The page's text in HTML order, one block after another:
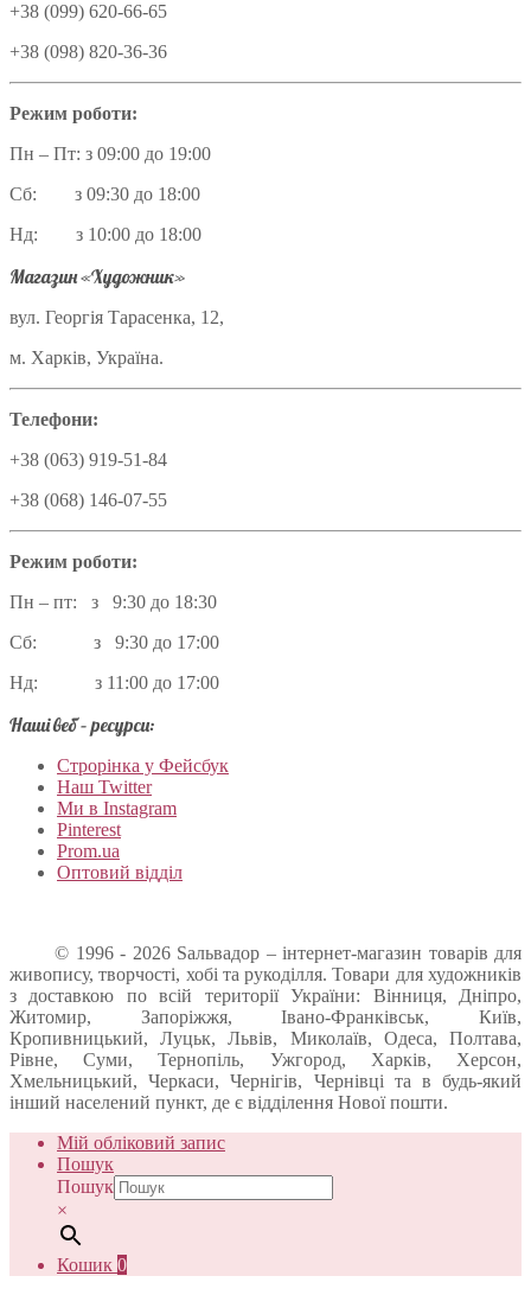
+38 (099) 620-66-65
+38 (098) 820-36-36
Режим роботи:
Пн – Пт: з 09:00 до 19:00
Сб: з 09:30 до 18:00
Нд: з 10:00 до 18:00
Магазин «Художник»
вул. Георгія Тарасенка, 12,
м. Харків, Україна.
Телефони:
+38 (063) 919-51-84
+38 (068) 146-07-55
Режим роботи:
Пн – пт: з 9:30 до 18:30
Сб: з 9:30 до 17:00
Нд: з 11:00 до 17:00
Наші веб – ресурси:
Строрінка у Фейсбук
Наш Twitter
Ми в Instagram
Pinterest
Prom.ua
Оптовий відділ
© 1996 - 2026 Sальвадор – інтернет-магазин товарів для
живопису, творчості, хобі та рукоділля. Товари для художників
з доставкою по всій території України: Вінниця, Дніпро,
Житомир, Запоріжжя, Івано-Франківськ, Київ,
Кропивницький, Луцьк, Львів, Миколаїв, Одеса, Полтава,
Рівне, Суми, Тернопіль, Ужгород, Харків, Херсон,
Хмельницький, Черкаси, Чернігів, Чернівці та в будь-який
інший населений пункт, де є відділення Нової пошти.
Мій обліковий запис
Пошук
Пошук
×
Кошик 0